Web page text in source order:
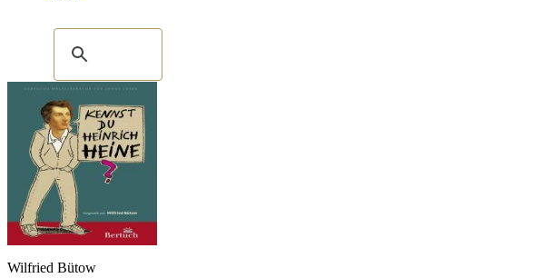
Wilfried Bütow